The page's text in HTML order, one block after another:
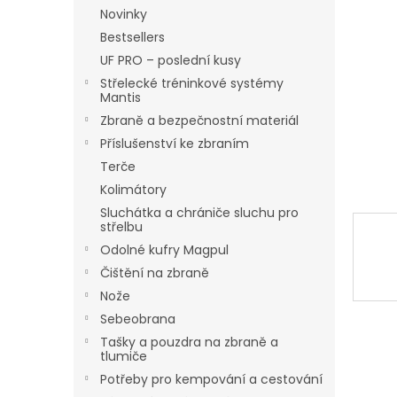
Novinky
Bestsellers
UF PRO – poslední kusy
Střelecké tréninkové systémy
Mantis
Zbraně a bezpečnostní materiál
Příslušenství ke zbraním
Terče
Kolimátory
Sluchátka a chrániče sluchu pro
střelbu
Odolné kufry Magpul
Čištění na zbraně
Nože
Sebeobrana
Tašky a pouzdra na zbraně a
tlumiče
Potřeby pro kempování a cestování